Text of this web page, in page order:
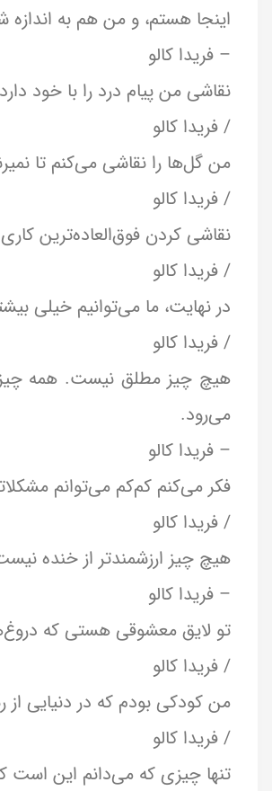
اینجا هستم، و من هم به
– فریدا کالو
نقاشی من پیام درد را با خود
/ فریدا کالو
من گل‌ها را نقاشی می‌کنم تا
/ فریدا کالو
نقاشی کردن فوق‌العاده‌ترین
/ فریدا کالو
در نهایت، ما می‌توانیم خیلی
/ فریدا کالو
هیچ چیز مطلق نیست. همه چیز
می‌رود.
– فریدا کالو
فکر می‌کنم کم‌کم می‌توانم
/ فریدا کالو
هیچ چیز ارزشمندتر از خنده
– فریدا کالو
تو لایق معشوقی هستی که دروغ‌ها
/ فریدا کالو
من کودکی بودم که در دنیایی
/ فریدا کالو
تنها چیزی که می‌دانم این است